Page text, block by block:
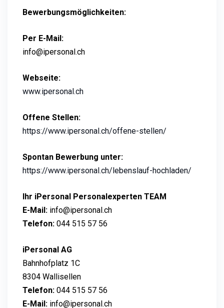
Bewerbungsmöglichkeiten:
Per E-Mail:
info@ipersonal.ch
Webseite:
www.ipersonal.ch
Offene Stellen:
https://www.ipersonal.ch/offene-stellen/
Spontan Bewerbung unter:
https://www.ipersonal.ch/lebenslauf-hochladen/
Ihr iPersonal Personalexperten TEAM
E-Mail: info@ipersonal.ch
Telefon: 044 515 57 56
iPersonal AG
Bahnhofplatz 1C
8304 Wallisellen
Telefon: 044 515 57 56
E-Mail: info@ipersonal.ch